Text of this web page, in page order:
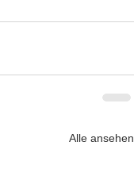
Alle ansehen